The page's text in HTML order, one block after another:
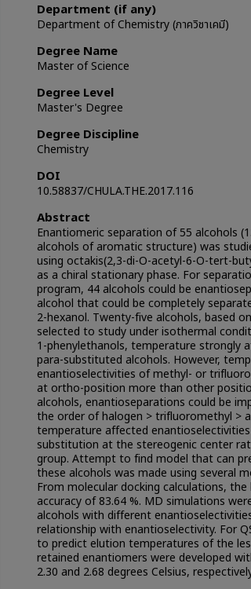
Department (if any)
Department of Chemistry (ภาควิชาเคมี)
Degree Name
Master of Science
Degree Level
Master's Degree
Degree Discipline
Chemistry
DOI
10.58837/CHULA.THE.2017.116
Abstract
Enantiomeric separation of 55 alcohols
alcohols of aromatic structure) was
using octakis(2,3-di-O-acetyl-6-O-tert-
as a chiral stationary phase. For
program, 44 alcohols could be
alcohol that could be completely
2-hexanol. Twenty-five alcohols, based
selected to study under isothermal
1-phenylethanols, temperature strongly
para-substituted alcohols. However,
enantioselectivities of methyl- or
at ortho-position more than other
alcohols, enantioseparations could be
the order of halogen > trifluoromethyl >
temperature affected
substitution at the stereogenic center
group. Attempt to find model that can
these alcohols was made using several
From molecular docking calculations,
accuracy of 83.64 %. MD simulations
alcohols with different
relationship with enantioselectivity. For
to predict elution temperatures of the
retained enantiomers were developed
2.30 and 2.68 degrees Celsius,